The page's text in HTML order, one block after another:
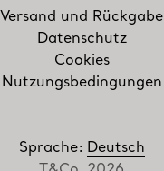
Versand und Rückgabe
Datenschutz
Cookies
Nutzungsbedingungen
Sprache: Deutsch